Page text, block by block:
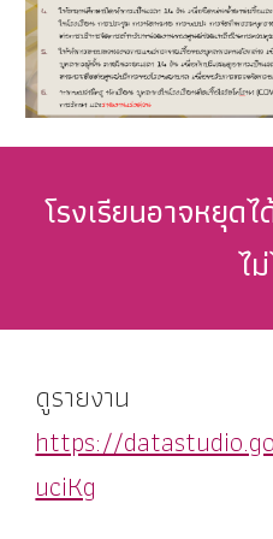
โรงเรียนอาจหยุด
ไ
ดูรายงาน
https://
uciKg